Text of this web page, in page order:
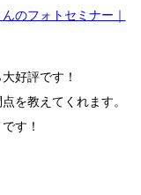
のフォトセミナー｜
好評です！
を教えてくれます。
す！